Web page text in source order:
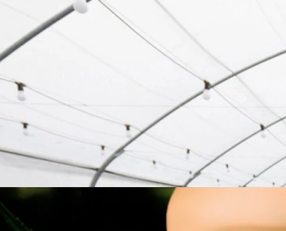
“กัญชง” ครบวงจรในเอเชีย ปั้น 3 โปรดักส์ “เวช
ม”
นำธุรกิจด้านการผลิตและสกัดสาร CBD จากกัญชงรุ่นใหม่ของ
ตลาดกัญชงอย่างครบวงจร โดยมีการวิจัยร่วมกับมหาวิทยาลัยคอร์เนลล์
ให้มีความโดดเด่นทั้งด้วยความเหมาะสมกับสภาพอากาศในเมืองไทย
รกรสามารถเข้าถึงได้ การสกัดที่ให้ค่าสาร CBD ที่สูงถึงร้อยละ 25-26
ลิตภัณฑ์ 3 กลุ่มแรกในปี 2023 ได้แก่ กลุ่มเครื่องดื่ม กลุ่มอาหารเสริม
ละจำหน่ายกลุ่มผลิตภัณฑ์ยา ซึ่งปัจจุบันมีสูตรยาที่มีกัญชงเป็น
เป้าส่วนแบ่งทางการตลาดไว้ที่ร้อยละ 10 พร้อมขยายสู่ผู้นำของตลาด
อบของเอเชียในอนาคต
กหลังปลูกกัญชาสายพันธุ์เฉพาะ เพื่อรักษาอาการ